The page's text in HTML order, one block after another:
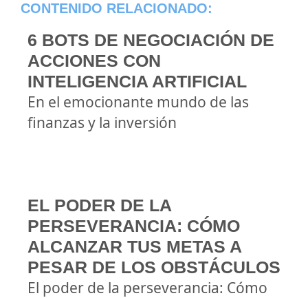
CONTENIDO RELACIONADO:
6 BOTS DE NEGOCIACIÓN DE
ACCIONES CON
INTELIGENCIA ARTIFICIAL
En el emocionante mundo de las
finanzas y la inversión
EL PODER DE LA
PERSEVERANCIA: CÓMO
ALCANZAR TUS METAS A
PESAR DE LOS OBSTÁCULOS
El poder de la perseverancia: Cómo